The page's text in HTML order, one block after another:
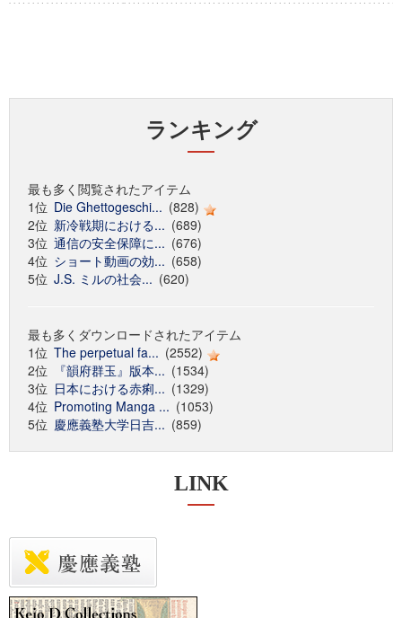
ランキング
最も多く閲覧されたアイテム
1位 Die Ghettogeschi... (828)
2位 新冷戦期における... (689)
3位 通信の安全保障に... (676)
4位 ショート動画の効... (658)
5位 J.S. ミルの社会... (620)
最も多くダウンロードされたアイテム
1位 The perpetual fa... (2552)
2位
『韻府群玉』版本... (1534)
3位 日本における赤痢... (1329)
4位 Promoting Manga ... (1053)
5位 慶應義塾大学日吉... (859)
LINK